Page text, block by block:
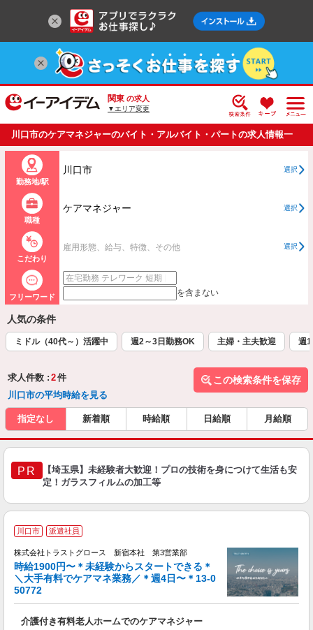
関東 の求人
▼エリア変更
川口市のケアマネジャーのバイト・アルバイト・パートの求人情報一
覧
勤務地/駅
川口市 選択
職種
ケアマネジャー 選択
こだわり
雇用形態、給与、特徴、その他 選択
フリーワード を含まない
人気の条件
ミドル（40代～）活躍中 週2～3日勤務OK 主婦・主夫歓迎 週
求人件数 : 2件
川口市の平均時給を見る
この検索条件を保存
指定なし 新着順 時給順 日給順 月給順
PR
【埼玉県】未経験者大歓迎！プロの技術を身につけて生活も安
定！ガラスフィルムの加工等
川口市 派遣社員
株式会社トラストグロース 新宿本社 第3営業部
時給1900円〜＊未経験からスタートできる＊
＼大手有料でケアマネ業務／＊週4日〜＊13-0
50772
介護付き有料老人ホームでのケアマネジャー